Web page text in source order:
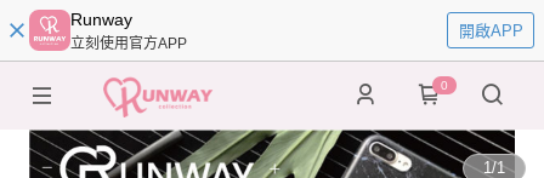
Runway
立刻使用官方APP
開啟APP
0
1/1